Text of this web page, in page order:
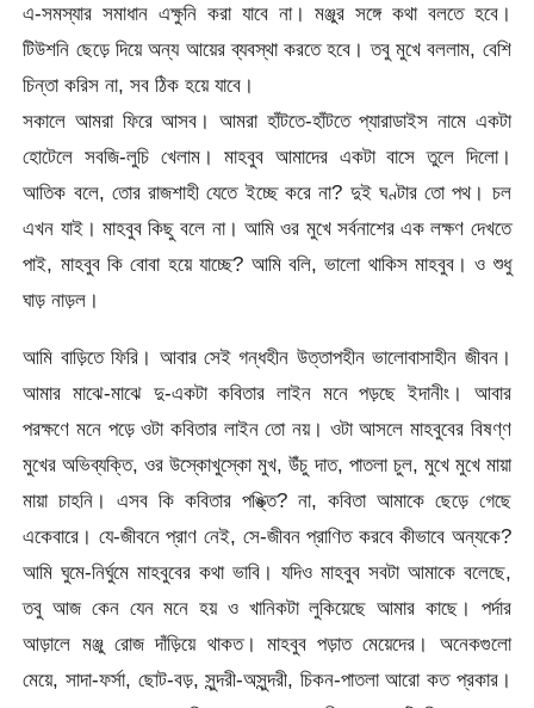
এ-সমস্যার সমাধান এক্ষুনি করা যাবে না। মঞ্জুর সঙ্গে কথা বলতে হবে।
টিউশনি ছেড়ে দিয়ে অন্য আয়ের ব্যবস্থা করতে হবে। তবু মুখে বললাম, বেশি
চিন্তা করিস না, সব ঠিক হয়ে যাবে।
সকালে আমরা ফিরে আসব। আমরা হাঁটতে-হাঁটতে প্যারাডাইস নামে একটা
হোটেলে সবজি-লুচি খেলাম। মাহবুব আমাদের একটা বাসে তুলে দিলো।
আতিক বলে, তোর রাজশাহী যেতে ইচ্ছে করে না? দুই ঘণ্টার তো পথ। চল
এখন যাই। মাহবুব কিছু বলে না। আমি ওর মুখে সর্বনাশের এক লক্ষণ দেখতে
পাই, মাহবুব কি বোবা হয়ে যাচ্ছে? আমি বলি, ভালো থাকিস মাহবুব। ও শুধু
ঘাড় নাড়ল।
আমি বাড়িতে ফিরি। আবার সেই গন্ধহীন উত্তাপহীন ভালোবাসাহীন জীবন।
আমার মাঝে-মাঝে দু-একটা কবিতার লাইন মনে পড়ছে ইদানীং। আবার
পরক্ষণে মনে পড়ে ওটা কবিতার লাইন তো নয়। ওটা আসলে মাহবুবের বিষণ্ণ
মুখের অভিব্যক্তি, ওর উস্কোখুস্কো মুখ, উঁচু দাত, পাতলা চুল, মুখে মুখে মায়া
মায়া চাহনি। এসব কি কবিতার পঙ্ক্তি? না, কবিতা আমাকে ছেড়ে গেছে
একেবারে। যে-জীবনে প্রাণ নেই, সে-জীবন প্রাণিত করবে কীভাবে অন্যকে?
আমি ঘুমে-নির্ঘুমে মাহবুবের কথা ভাবি। যদিও মাহবুব সবটা আমাকে বলেছে,
তবু আজ কেন যেন মনে হয় ও খানিকটা লুকিয়েছে আমার কাছে। পর্দার
আড়ালে মঞ্জু রোজ দাঁড়িয়ে থাকত। মাহবুব পড়াত মেয়েদের। অনেকগুলো
মেয়ে, সাদা-ফর্সা, ছোট-বড়, সুন্দরী-অসুন্দরী, চিকন-পাতলা আরো কত প্রকার।